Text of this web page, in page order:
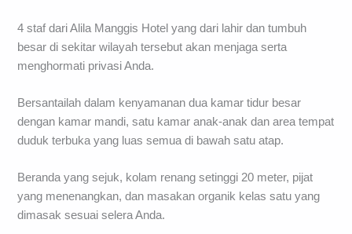
4 staf dari Alila Manggis Hotel yang dari lahir dan tumbuh
besar di sekitar wilayah tersebut akan menjaga serta
menghormati privasi Anda.
Bersantailah dalam kenyamanan dua kamar tidur besar
dengan kamar mandi, satu kamar anak-anak dan area tempat
duduk terbuka yang luas semua di bawah satu atap.
Beranda yang sejuk, kolam renang setinggi 20 meter, pijat
yang menenangkan, dan masakan organik kelas satu yang
dimasak sesuai selera Anda.